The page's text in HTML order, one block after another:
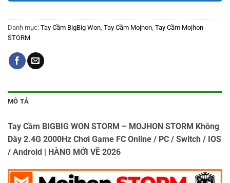
Danh mục: Tay Cầm BigBig Won Tay Cầm Mojhon Tay Cầm Mojhon
STORM
MÔ TẢ
Tay Cầm BIGBIG WON STORM – MOJHON STORM Không
Dây 2.4G 2000Hz Chơi Game FC Online / PC / Switch / IOS
/ Android | HÀNG MỚI VỀ 2026